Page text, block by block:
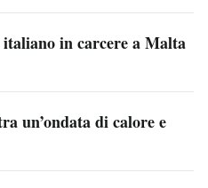
in carcere a Malta
un’ondata di calore e